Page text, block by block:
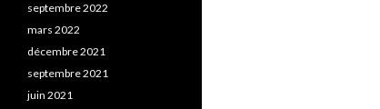
septembre 2022
mars 2022
décembre 2021
septembre 2021
juin 2021